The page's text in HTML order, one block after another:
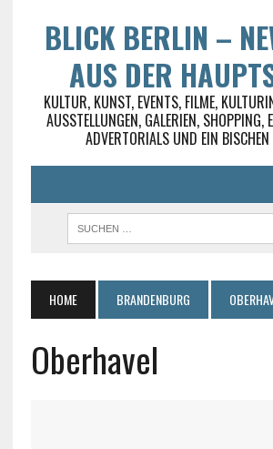
BLICK BERLIN –
AUS DER
KULTUR, KUNST, EVENTS, FILME,
AUSSTELLUNGEN, GALERIEN, SHOPPING,
ADVERTORIALS UND EIN BISCHEN
HOME BRANDENBURG
Oberhavel